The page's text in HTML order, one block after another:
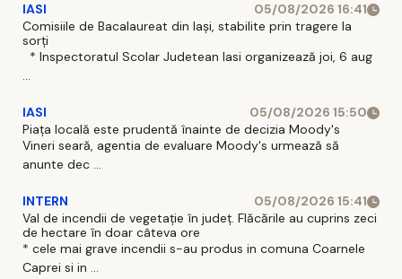
IASI
05/08/2026 16:41
Comisiile de Bacalaureat din Iași, stabilite prin tragere la
sorți
* Inspectoratul Scolar Judetean Iasi organizează joi, 6 aug
...
IASI
05/08/2026 15:50
Piața locală este prudentă înainte de decizia Moody's
Vineri seară, agentia de evaluare Moody's urmează să
anunte dec ...
INTERN
05/08/2026 15:41
Val de incendii de vegetație în județ. Flăcările au cuprins zeci
de hectare în doar câteva ore
* cele mai grave incendii s-au produs in comuna Coarnele
Caprei si in ...